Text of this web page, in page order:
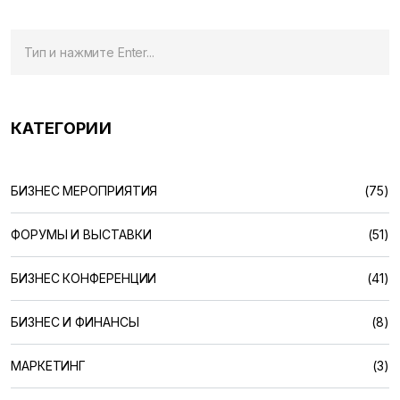
КАТЕГОРИИ
БИЗНЕС МЕРОПРИЯТИЯ (75)
ФОРУМЫ И ВЫСТАВКИ (51)
БИЗНЕС КОНФЕРЕНЦИИ (41)
БИЗНЕС И ФИНАНСЫ (8)
МАРКЕТИНГ (3)